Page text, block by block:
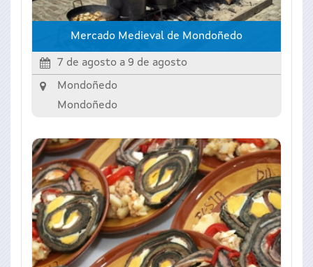
Mercado Medieval de Mondoñedo
7 de agosto a 9 de agosto
Mondoñedo
Mondoñedo